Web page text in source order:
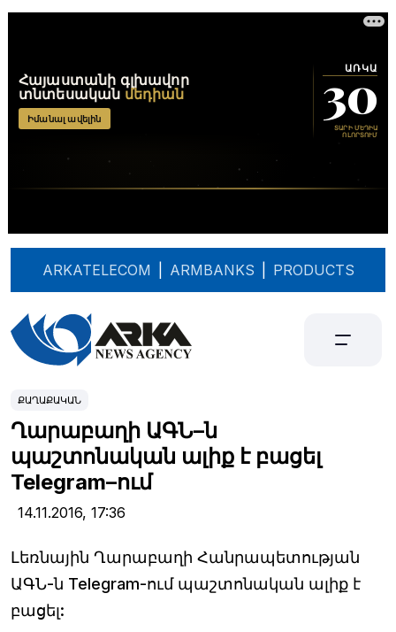
ARKATELECOM ARMBANKS PRODUCTS
ՔԱՂԱՔԱԿԱՆ
Ղարաբաղի ԱԳՆ–ն
պաշտոնական ալիք է բացել
Telegram–ում
14.11.2016, 17:36
Լեռնային Ղարաբաղի Հանրապետության
ԱԳՆ-ն Telegram-ում պաշտոնական ալիք է
բացել: